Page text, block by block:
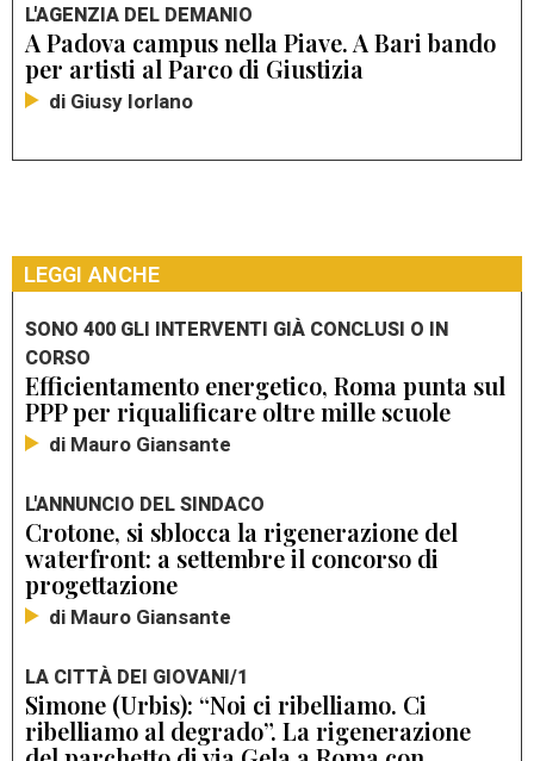
L'AGENZIA DEL DEMANIO
A Padova campus nella Piave. A Bari bando
per artisti al Parco di Giustizia
di Giusy Iorlano
LEGGI ANCHE
SONO 400 GLI INTERVENTI GIÀ CONCLUSI O IN
CORSO
Efficientamento energetico, Roma punta sul
PPP per riqualificare oltre mille scuole
di Mauro Giansante
L'ANNUNCIO DEL SINDACO
Crotone, si sblocca la rigenerazione del
waterfront: a settembre il concorso di
progettazione
di Mauro Giansante
LA CITTÀ DEI GIOVANI/1
Simone (Urbis): “Noi ci ribelliamo. Ci
ribelliamo al degrado”. La rigenerazione